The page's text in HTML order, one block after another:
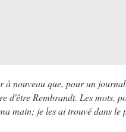
à nouveau que, pour un
d'être Rembrandt. Les mots,
main; je les ai trouvé dans